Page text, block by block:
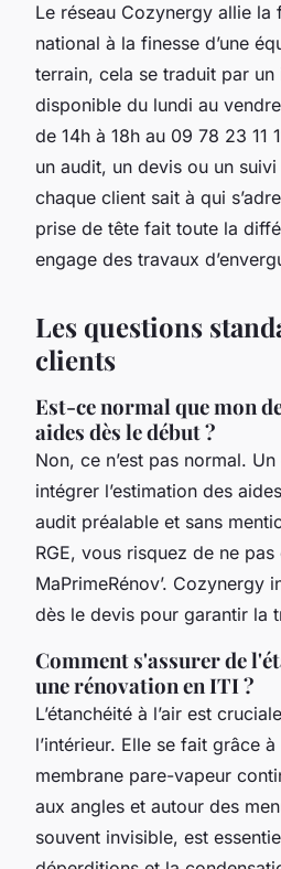
Le réseau Cozynergy allie la
national à la finesse d’une
terrain, cela se traduit par
disponible du lundi au
de 14h à 18h au 09 78 23 11
un audit, un devis ou un
chaque client sait à qui
prise de tête fait toute la
engage des travaux
Les questions
clients
Est-ce normal que mon
aides dès le début ?
Non, ce n’est pas normal.
intégrer l’estimation des
audit préalable et sans
RGE, vous risquez de ne
MaPrimeRénov’. Cozynergy
dès le devis pour garantir la
Comment s'assurer de
une rénovation en ITI ?
L’étanchéité à l’air est
l’intérieur. Elle se fait grâce à
membrane pare-vapeur
aux angles et autour des
souvent invisible, est